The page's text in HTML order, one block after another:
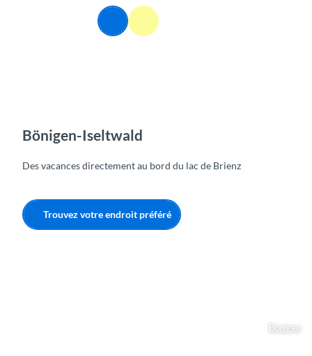
Recherche
Menu
Bönigen
Bönigen-Iseltwald
Des vacances directement au bord du lac de Brienz
Trouvez votre endroit préféré